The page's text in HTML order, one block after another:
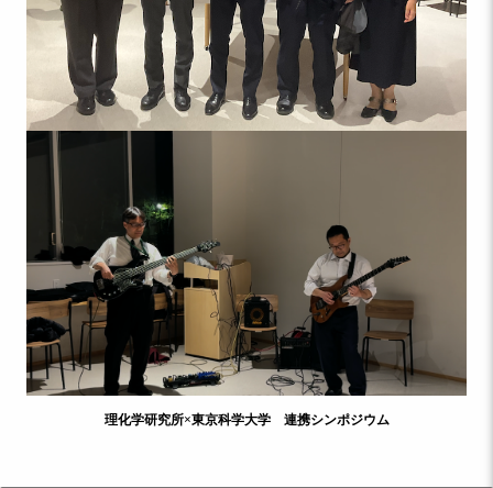
理化学研究所×東京科学大学 連携シンポジウム